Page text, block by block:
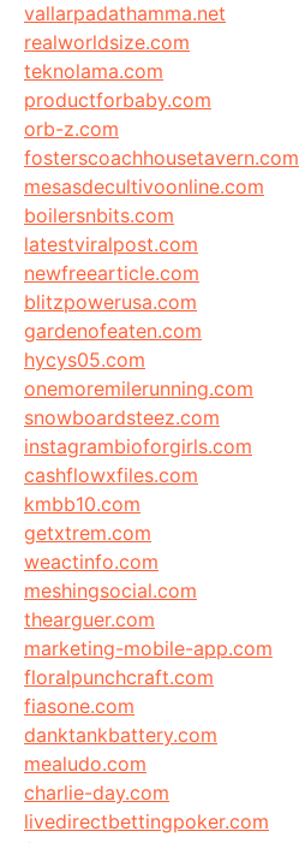
vallarpadathamma.net
realworldsize.com
teknolama.com
productforbaby.com
orb-z.com
fosterscoachhousetavern.com
mesasdecultivoonline.com
boilersnbits.com
latestviralpost.com
newfreearticle.com
blitzpowerusa.com
gardenofeaten.com
hycys05.com
onemoremilerunning.com
snowboardsteez.com
instagrambioforgirls.com
cashflowxfiles.com
kmbb10.com
getxtrem.com
weactinfo.com
meshingsocial.com
thearguer.com
marketing-mobile-app.com
floralpunchcraft.com
fiasone.com
danktankbattery.com
mealudo.com
charlie-day.com
livedirectbettingpoker.com